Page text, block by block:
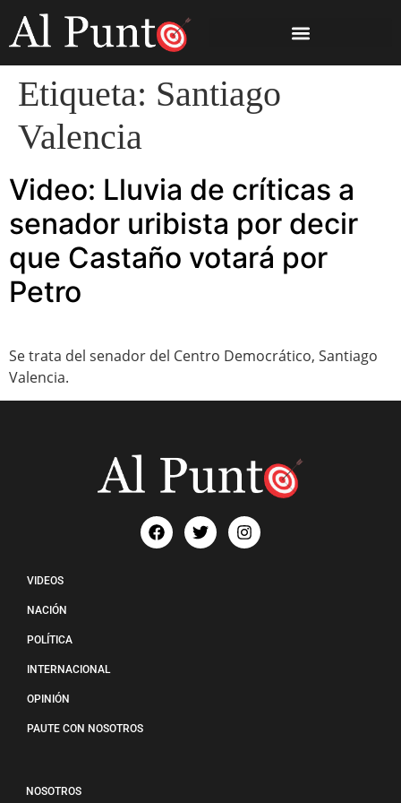
Etiqueta: Santiago
Valencia
Video: Lluvia de críticas a
senador uribista por decir
que Castaño votará por
Petro
Se trata del senador del Centro Democrático, Santiago
Valencia.
VIDEOS
NACIÓN
POLÍTICA
INTERNACIONAL
OPINIÓN
PAUTE CON NOSOTROS
NOSOTROS